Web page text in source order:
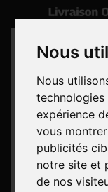
Nous
Nous
expérience
vous
publicités
notre site et
de nos
Rechercher
Panier(vide)
Aucun produit
Livraison gratuite !
Livraison